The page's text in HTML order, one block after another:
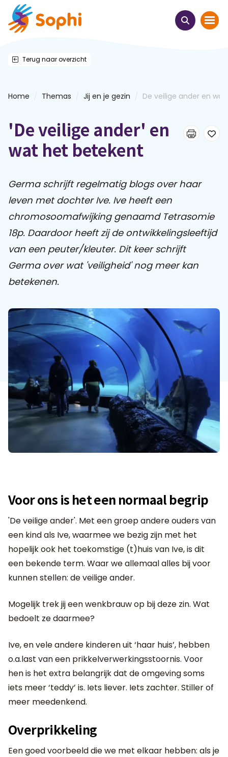
Thema's
Leren & ontmoeten
E-learnings
Themabijeenkomsten
Praat mee
Sophi
Sophi
Terug naar overzicht
Home Themas Jij en je gezin De veilige ander en wat
'De veilige ander' en
wat het betekent
Germa schrijft regelmatig blogs over haar
leven met dochter Ive. Ive heeft een
chromosoomafwijking genaamd Tetrasomie
18p. Daardoor heeft zij de ontwikkelingsleeftijd
van een peuter/kleuter. Dit keer schrijft
Germa over wat 'veiligheid' nog meer kan
betekenen.
Voor ons is het een normaal begrip
'De veilige ander'. Met een groep andere ouders van
een kind als Ive, waarmee we bezig zijn met het
hopelijk ook het toekomstige (t)huis van Ive, is dit
een bekende term. Waar we allemaal alles bij voor
kunnen stellen: de veilige ander.
Mogelijk trek jij een wenkbrauw op bij deze zin. Wat
bedoelt ze daarmee?
Ive, en vele andere kinderen uit ‘haar huis’, hebben
o.a.last van een prikkelverwerkingsstoornis. Voor
hen is het extra belangrijk dat de omgeving soms
iets meer ‘teddy’ is. Iets liever. Iets zachter. Stiller of
meer meedenkend.
Overprikkeling
Een goed voorbeeld die we met elkaar hebben: als je